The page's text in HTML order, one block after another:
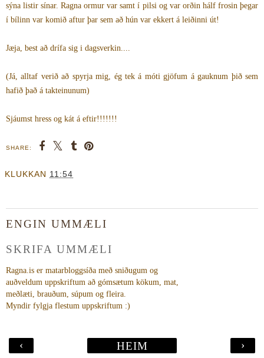
sýna listir sínar. Ragna ormur var samt í pilsi og var orðin hálf frosin þegar
í bílinn var komið aftur þar sem að hún var ekkert á leiðinni út!
Jæja, best að drífa sig i dagsverkin....
(Já, alltaf verið að spyrja mig, ég tek á móti gjöfum á gauknum þið sem
hafið það á takteinunum)
Sjáumst hress og kát á eftir!!!!!!!
SHARE:
KLUKKAN 11:54
ENGIN UMMÆLI
SKRIFA UMMÆLI
Ragna.is er matarbloggsíða með sniðugum og
auðveldum uppskriftum að gómsætum kökum, mat,
meðlæti, brauðum, súpum og fleira.
Myndir fylgja flestum uppskriftum :)
‹ ›
HEIM